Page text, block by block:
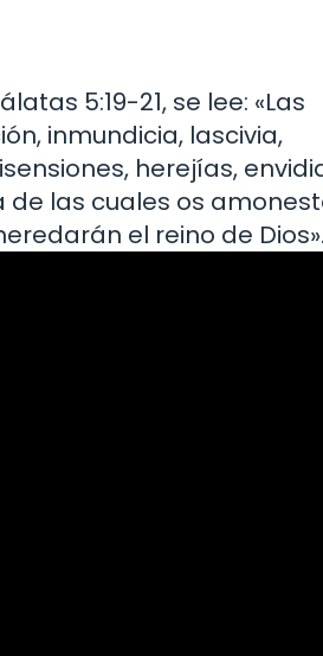
5:19-21, se lee: «Las
inmundicia, lascivia,
herejías,
las cuales os
el reino de Dios».